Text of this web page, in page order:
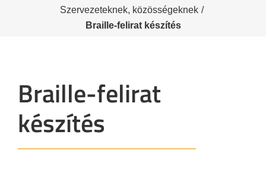
Szervezeteknek, közösségeknek /
Braille-felirat készítés
Braille-felirat
készítés